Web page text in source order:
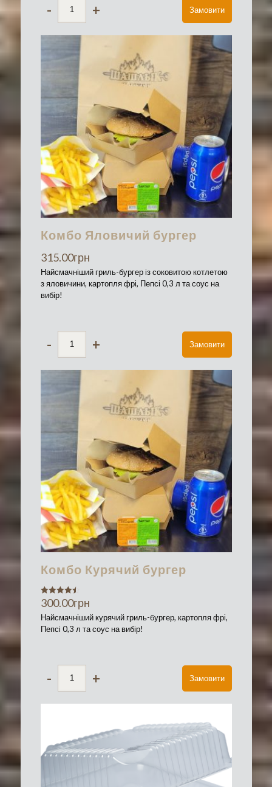
- + Замовити
Комбо Яловичий бургер
315.00грн
Найсмачніший гриль-бургер із соковитою котлетою
з яловичини, картопля фрі, Пепсі 0,3 л та соус на
вибір!
- + Замовити
Комбо Курячий бургер
Оценка
4.50
из 5
300.00грн
Найсмачніший курячий гриль-бургер, картопля фрі,
Пепсі 0,3 л та соус на вибір!
- + Замовити